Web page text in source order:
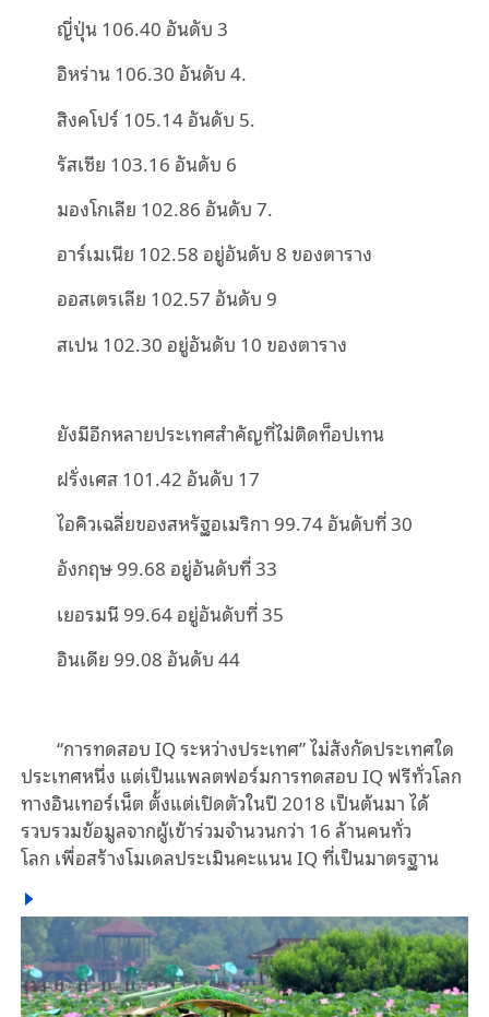
ญี่ปุ่น 106.40 อันดับ 3
อิหร่าน 106.30 อันดับ 4.
สิงคโปร์ 105.14 อันดับ 5.
รัสเซีย 103.16 อันดับ 6
มองโกเลีย 102.86 อันดับ 7.
อาร์เมเนีย 102.58 อยู่อันดับ 8 ของตาราง
ออสเตรเลีย 102.57 อันดับ 9
สเปน 102.30 อยู่อันดับ 10 ของตาราง
ยังมีอีกหลายประเทศสำคัญที่ไม่ติดท็อปเทน
ฝรั่งเศส 101.42 อันดับ 17
ไอคิวเฉลี่ยของสหรัฐอเมริกา 99.74 อันดับที่ 30
อังกฤษ 99.68 อยู่อันดับที่ 33
เยอรมนี 99.64 อยู่อันดับที่ 35
อินเดีย 99.08 อันดับ 44
“การทดสอบ IQ ระหว่างประเทศ” ไม่สังกัดประเทศใด
ประเทศหนึ่ง ‌แต่เป็นแพลตฟอร์มการทดสอบ IQ ฟรีทั่วโลก
ทางอินเทอร์เน็ต ตั้งแต่เปิดตัวในปี 2018 เป็นต้นมา ได้
รวบรวมข้อมูลจากผู้เข้าร่วมจำนวนกว่า 16 ล้านคนทั่ว
โลก เพื่อสร้างโมเดลประเมินคะแนน IQ ที่เป็นมาตรฐาน